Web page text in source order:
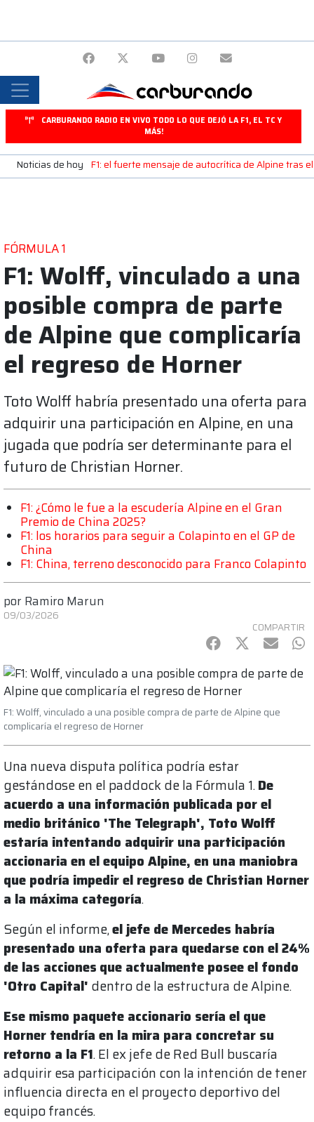
CARBURANDO RADIO EN VIVO TODO LO QUE DEJÓ LA F1, EL TC Y
MÁS!
Noticias de hoy F1: el fuerte mensaje de autocrítica de Alpine tras
FÓRMULA 1
F1: Wolff, vinculado a una
posible compra de parte
de Alpine que complicaría
el regreso de Horner
Toto Wolff habría presentado una oferta para
adquirir una participación en Alpine, en una
jugada que podría ser determinante para el
futuro de Christian Horner.
F1: ¿Cómo le fue a la escudería Alpine en el Gran
Premio de China 2025?
F1: los horarios para seguir a Colapinto en el GP de
China
F1: China, terreno desconocido para Franco Colapinto
por Ramiro Marun
09/03/2026
COMPARTIR
Facebook
Twitter
mail
F1: Wolff, vinculado a una posible compra de parte de Alpine que
complicaría el regreso de Horner
Una nueva disputa política podría estar
gestándose en el paddock de la Fórmula 1.De
acuerdo a una información publicada por el
medio británico 'The Telegraph', Toto Wolff
estaría intentando adquirir una participación
accionaria en el equipo Alpine, en una maniobra
que podría impedir el regreso de Christian Horner
a la máxima categoría.
Según el informe,el jefe de Mercedes habría
presentado una oferta para quedarse con el 24%
de las acciones que actualmente posee el fondo
'Otro Capital' dentro de la estructura de Alpine.
Ese mismo paquete accionario sería el que
Horner tendría en la mira para concretar su
retorno a la F1. El ex jefe de Red Bull buscaría
adquirir esa participación con la intención de tener
influencia directa en el proyecto deportivo del
equipo francés.